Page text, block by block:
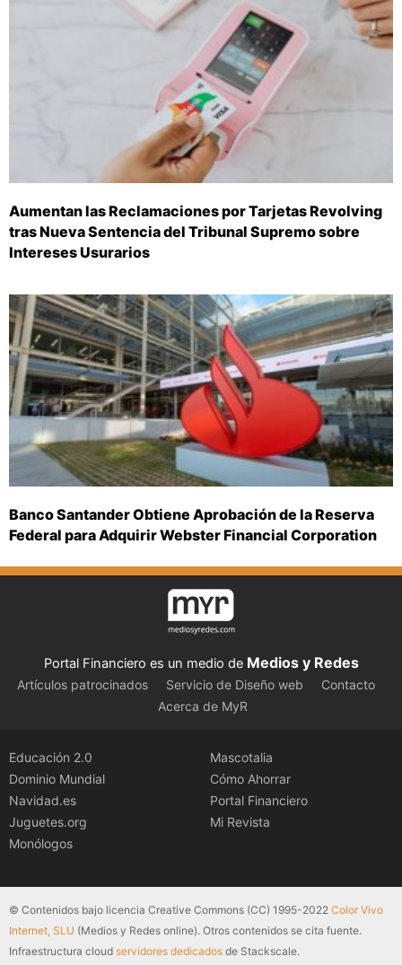
Aumentan las Reclamaciones por Tarjetas Revolving
tras Nueva Sentencia del Tribunal Supremo sobre
Intereses Usurarios
Banco Santander Obtiene Aprobación de la Reserva
Federal para Adquirir Webster Financial Corporation
Portal Financiero es un medio de Medios y Redes
Artículos patrocinados Servicio de Diseño web
Contacto
Acerca de MyR
Educación 2.0
Dominio Mundial
Navidad.es
Juguetes.org
Monólogos
Mascotalia
Cómo Ahorrar
Portal Financiero
Mi Revista
© Contenidos bajo licencia Creative Commons (CC) 1995-2022 Color Vivo
Internet, SLU (Medios y Redes online). Otros contenidos se cita fuente.
Infraestructura cloud servidores dedicados de Stackscale.